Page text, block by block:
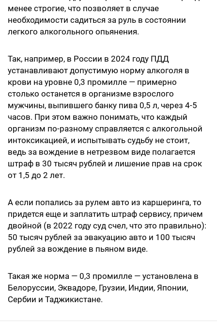
менее строгие, что позволяет в случае
необходимости садиться за руль в состоянии
легкого алкогольного опьянения.
Так, например, в России в 2024 году ПДД
устанавливают допустимую норму алкоголя в
крови на уровне 0,3 промилле — примерно
столько останется в организме взрослого
мужчины, выпившего банку пива 0,5 л, через 4-5
часов. При этом важно понимать, что каждый
организм по-разному справляется с алкогольной
интоксикацией, и испытывать судьбу не стоит,
ведь за вождение в нетрезвом виде полагается
штраф в 30 тысяч рублей и лишение прав на срок
от 1,5 до 2 лет.
А если попались за рулем авто из каршеринга, то
придется еще и заплатить штраф сервису, причем
двойной (в 2022 году суд счел, что это правильно):
50 тысяч рублей за эвакуацию авто и 100 тысяч
рублей за вождение в пьяном виде.
Такая же норма — 0,3 промилле — установлена в
Белоруссии, Эквадоре, Грузии, Индии, Японии,
Сербии и Таджикистане.